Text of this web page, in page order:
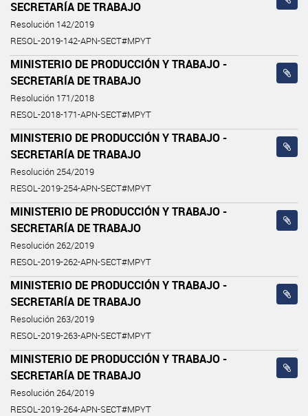
SECRETARÍA DE TRABAJO
Resolución 142/2019
RESOL-2019-142-APN-SECT#MPYT
MINISTERIO DE PRODUCCIÓN Y TRABAJO -
SECRETARÍA DE TRABAJO
Resolución 171/2018
RESOL-2018-171-APN-SECT#MPYT
MINISTERIO DE PRODUCCIÓN Y TRABAJO -
SECRETARÍA DE TRABAJO
Resolución 254/2019
RESOL-2019-254-APN-SECT#MPYT
MINISTERIO DE PRODUCCIÓN Y TRABAJO -
SECRETARÍA DE TRABAJO
Resolución 262/2019
RESOL-2019-262-APN-SECT#MPYT
MINISTERIO DE PRODUCCIÓN Y TRABAJO -
SECRETARÍA DE TRABAJO
Resolución 263/2019
RESOL-2019-263-APN-SECT#MPYT
MINISTERIO DE PRODUCCIÓN Y TRABAJO -
SECRETARÍA DE TRABAJO
Resolución 264/2019
RESOL-2019-264-APN-SECT#MPYT